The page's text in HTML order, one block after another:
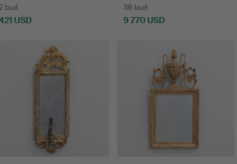
bud
USD
38 bud
9 770 USD